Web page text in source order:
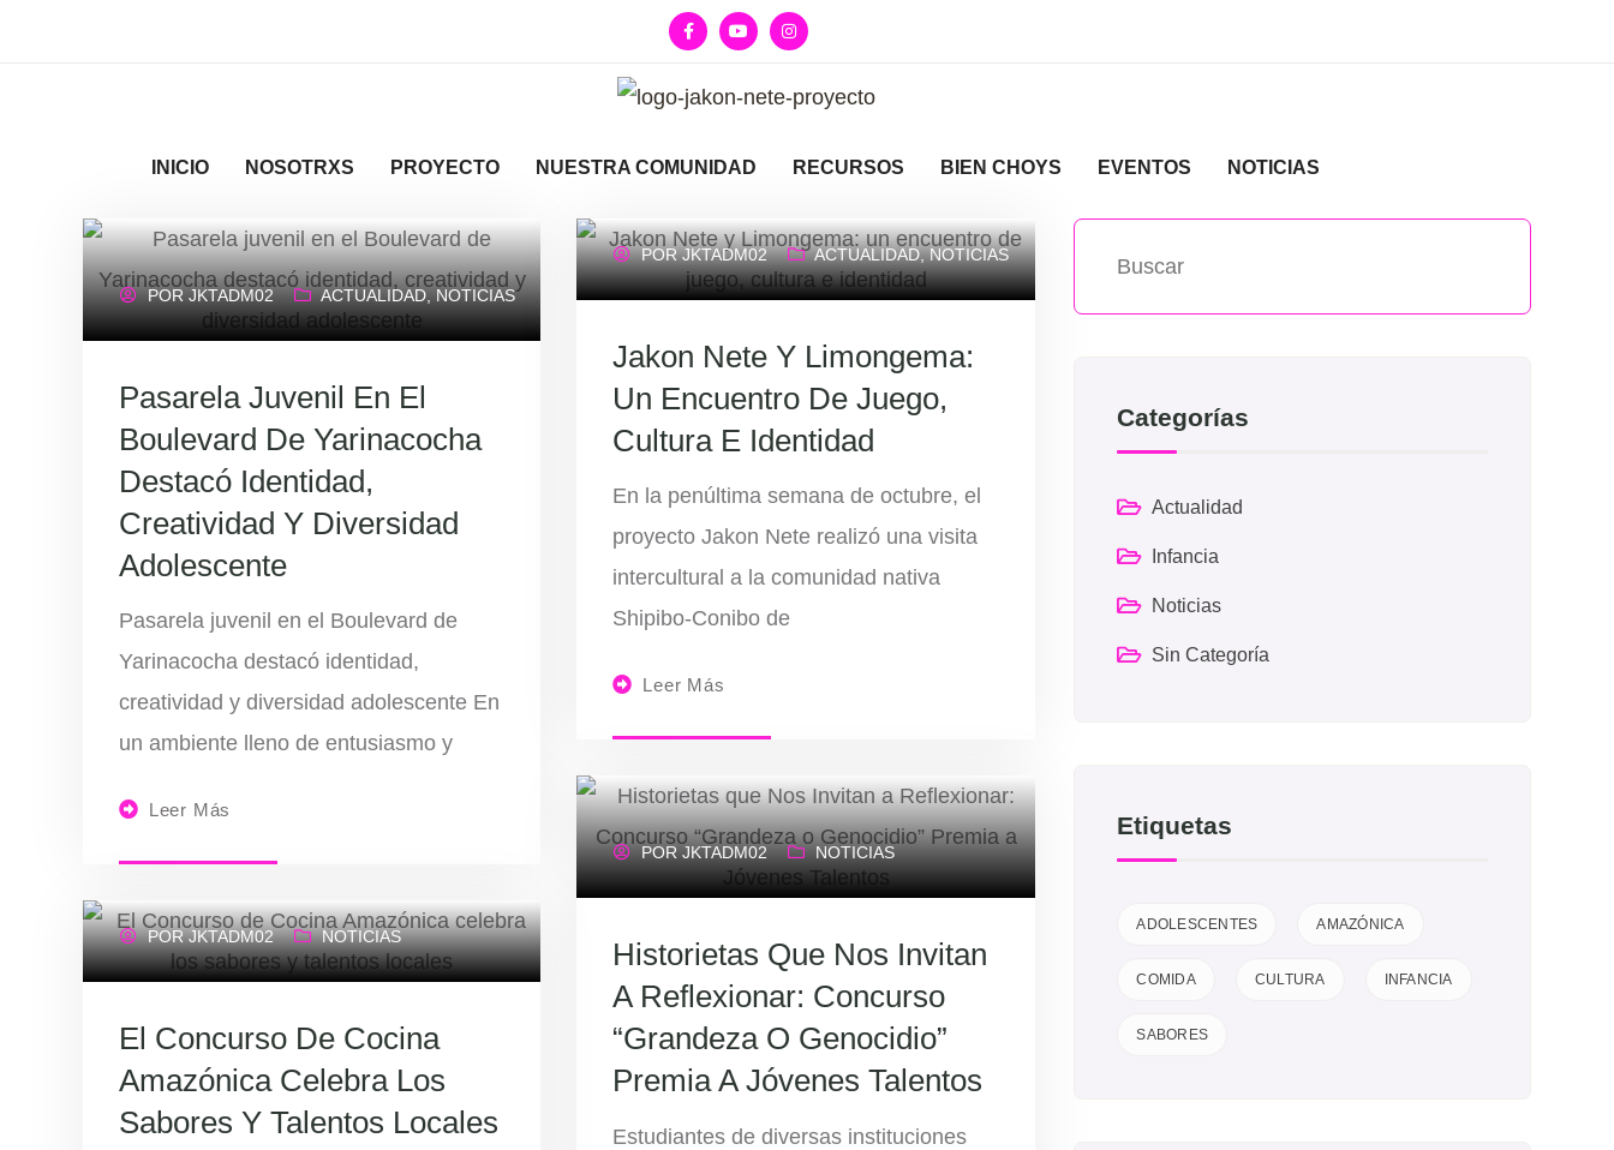
INICIO NOSOTRXS PROYECTO NUESTRA COMUNIDAD RECURSOS BIEN CHOYS EVENTOS NOTICIAS
PORJKTADM02 ACTUALIDAD,NOTICIAS
Pasarela Juvenil En El
Boulevard De Yarinacocha
Destacó Identidad,
Creatividad Y Diversidad
Adolescente
Pasarela juvenil en el Boulevard de
Yarinacocha destacó identidad,
creatividad y diversidad adolescente En
un ambiente lleno de entusiasmo y
Leer Más
PORJKTADM02 ACTUALIDAD,NOTICIAS
Jakon Nete Y Limongema:
Un Encuentro De Juego,
Cultura E Identidad
En la penúltima semana de octubre, el
proyecto Jakon Nete realizó una visita
intercultural a la comunidad nativa
Shipibo-Conibo de
Leer Más
PORJKTADM02 NOTICIAS
Historietas Que Nos Invitan
A Reflexionar: Concurso
“Grandeza O Genocidio”
Premia A Jóvenes Talentos
Estudiantes de diversas instituciones
PORJKTADM02 NOTICIAS
El Concurso De Cocina
Amazónica Celebra Los
Sabores Y Talentos Locales
Categorías
Actualidad
Infancia
Noticias
Sin Categoría
Etiquetas
ADOLESCENTES AMAZÓNICA
COMIDA CULTURA INFANCIA
SABORES